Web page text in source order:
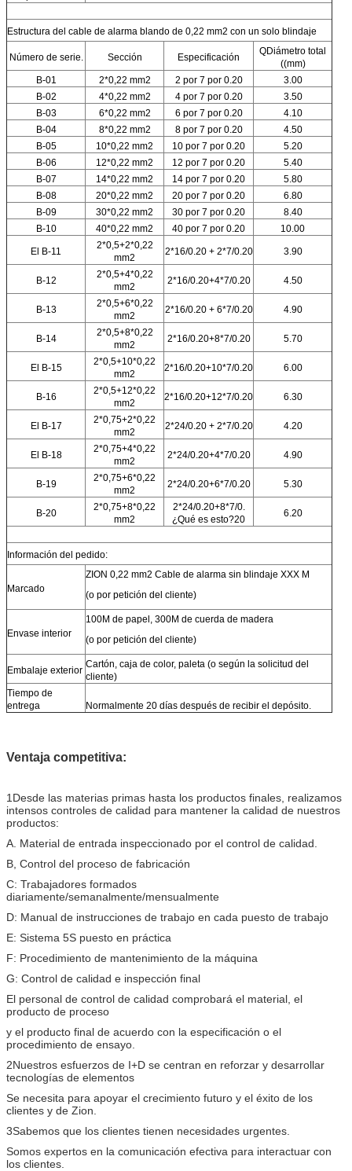
Estructura del cable de alarma blando de 0,22 mm2 con un solo blindaje
Número de serie. Sección Especificación
QDiámetro total
((mm)
B-01
2*0,22 mm2 2 por 7 por 0.20
3.00
B-02
4*0,22 mm2 4 por 7 por 0.20
3.50
B-03
6*0,22 mm2 6 por 7 por 0.20
4.10
B-04
8*0,22 mm2 8 por 7 por 0.20
4.50
B-05
10*0,22 mm2 10 por 7 por 0.20
5.20
B-06
12*0,22 mm2 12 por 7 por 0.20
5.40
B-07
14*0,22 mm2 14 por 7 por 0.20
5.80
B-08
20*0,22 mm2 20 por 7 por 0.20
6.80
B-09
30*0,22 mm2 30 por 7 por 0.20
8.40
B-10
40*0,22 mm2 40 por 7 por 0.20 10.00
El B-11
2*0,5+2*0,22
mm2
2*16/0.20 + 2*7/0.20 3.90
B-12
2*0,5+4*0,22
mm2
2*16/0.20+4*7/0.20 4.50
B-13
2*0,5+6*0,22
mm2
2*16/0.20 + 6*7/0.20 4.90
B-14
2*0,5+8*0,22
mm2
2*16/0.20+8*7/0.20 5.70
El B-15
2*0,5+10*0,22
mm2
2*16/0.20+10*7/0.20 6.00
B-16
2*0,5+12*0,22
mm2
2*16/0.20+12*7/0.20 6.30
El B-17
2*0,75+2*0,22
mm2
2*24/0.20 + 2*7/0.20 4.20
El B-18
2*0,75+4*0,22
mm2
2*24/0.20+4*7/0.20 4.90
B-19
2*0,75+6*0,22
mm2
2*24/0.20+6*7/0.20 5.30
B-20
2*0,75+8*0,22
mm2
2*24/0.20+8*7/0.
¿Qué es esto?20
6.20
Información del pedido:
Marcado
ZION 0,22 mm2 Cable de alarma sin blindaje XXX M
(o por petición del cliente)
Envase interior
100M de papel, 300M de cuerda de madera
(o por petición del cliente)
Embalaje exterior
Cartón, caja de color, paleta (o según la solicitud del
cliente)
Tiempo de
entrega
Normalmente 20 días después de recibir el depósito.
Ventaja competitiva:
1Desde las materias primas hasta los productos finales, realizamos
intensos controles de calidad para mantener la calidad de nuestros
productos:
A. Material de entrada inspeccionado por el control de calidad.
B, Control del proceso de fabricación
C: Trabajadores formados
diariamente/semanalmente/mensualmente
D: Manual de instrucciones de trabajo en cada puesto de trabajo
E: Sistema 5S puesto en práctica
F: Procedimiento de mantenimiento de la máquina
G: Control de calidad e inspección final
El personal de control de calidad comprobará el material, el
producto de proceso
y el producto final de acuerdo con la especificación o el
procedimiento de ensayo.
2Nuestros esfuerzos de I+D se centran en reforzar y desarrollar
tecnologías de elementos
Se necesita para apoyar el crecimiento futuro y el éxito de los
clientes y de Zion.
3Sabemos que los clientes tienen necesidades urgentes.
Somos expertos en la comunicación efectiva para interactuar con
los clientes.